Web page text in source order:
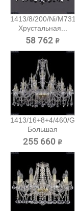
1413/8/200/Ni/M731
Хрустальная...
58 762 ₽
1413/16+8+4/460/G
Большая
хрустальная...
255 660 ₽